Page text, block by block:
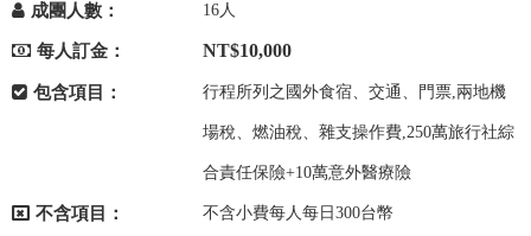
成團人數： 16人
每人訂金： NT$10,000
包含項目： 行程所列之國外食宿、交通、門票,兩地機
場稅、燃油稅、雜支操作費,250萬旅行社綜
合責任保險+10萬意外醫療險
不含項目： 不含小費每人每日300台幣